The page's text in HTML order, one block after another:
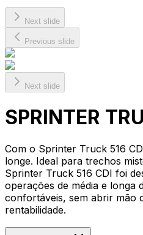
Next slide
Previous slide
Next slide
SPRINTER
Com o Sprinter Truck 516
longe. Ideal para trechos
Sprinter Truck 516 CDI foi
operações de média e longa
confortáveis, sem abrir mão
rentabilidade.